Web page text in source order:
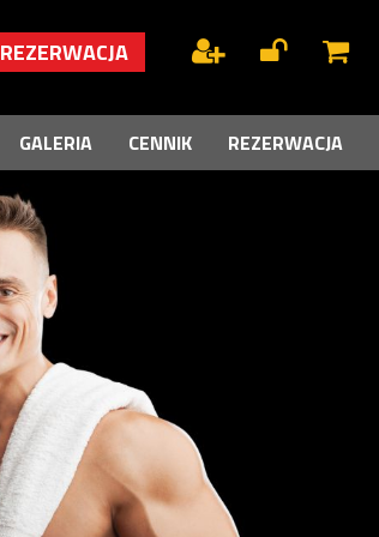
REZERWACJA
GALERIA CENNIK REZERWACJA